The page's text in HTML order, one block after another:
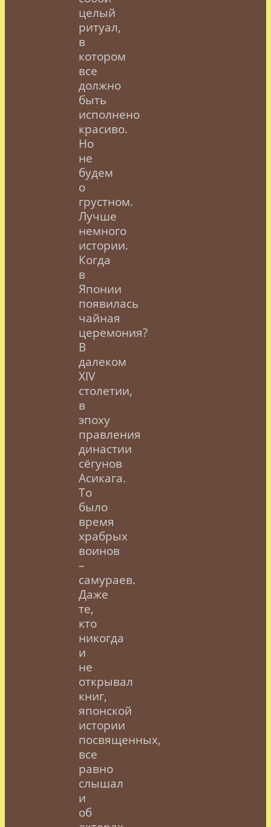
целый
ритуал,
в
котором
все
должно
быть
исполнено
красиво.
Но
не
будем
о
грустном.
Лучше
немного
истории.
Когда
в
Японии
появилась
чайная
церемония?
В
далеком
XIV
столетии,
в
эпоху
правления
династии
сёгунов
Асикага.
То
было
время
храбрых
воинов
–
самураев.
Даже
те,
кто
никогда
и
не
открывал
книг,
японской
истории
посвященных,
все
равно
слышал
и
об